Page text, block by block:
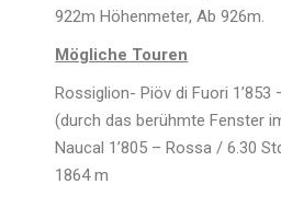
922m Höhenmeter, Ab 926m.
Mögliche Touren
Rossiglion- Piöv di Fuori 1’853
(durch das berühmte Fenster
Naucal 1’805 – Rossa / 6.30
1864 m